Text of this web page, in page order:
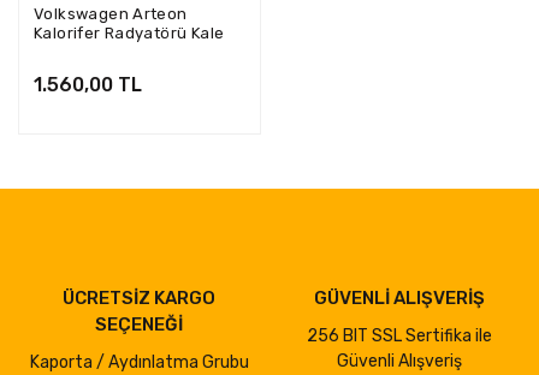
Volkswagen Arteon
Kalorifer Radyatörü Kale
1.560,00 TL
ÜCRETSİZ KARGO
SEÇENEĞİ
Kaporta / Aydınlatma Grubu
GÜVENLİ ALIŞVERİŞ
256 BIT SSL Sertifika ile
Güvenli Alışveriş